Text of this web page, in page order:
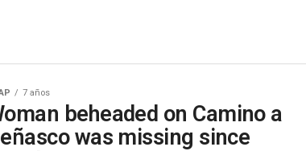
7 años
beheaded on Camino a
was missing since